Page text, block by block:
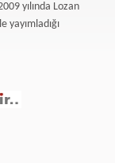
yılında Lozan
yayımladığı